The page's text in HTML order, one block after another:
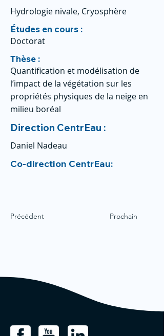
Hydrologie nivale, Cryosphère
Études en cours :
Doctorat
Thèse :
Quantification et modélisation de
l’impact de la végétation sur les
propriétés physiques de la neige en
milieu boréal
Direction CentrEau :
Daniel Nadeau
Co-direction CentrEau:
Précédent Prochain